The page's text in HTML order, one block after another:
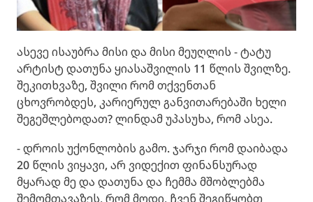
ასევე ისაუბრა მისი და მისი მეუღლის - ტატუ
არტისტ დათუნა ყიასაშვილის 11 წლის შვილზე.
შეკითხვაზე, შვილი რომ თქვენთან
ცხოვრობდეს, კარიერულ განვითარებაში ხელი
შეგეშლებოდათ? ლინდამ უპასუხა, რომ ასეა.
- დროის უქონლობის გამო. ჯარჯი რომ დაიბადა
20 წლის ვიყავი, არ ვიდექით ფინანსურად
მყარად მე და დათუნა და ჩემმა მშობლებმა
შემომთავაზეს, რომ მოდი, ჩვენ შეგიწყობთ